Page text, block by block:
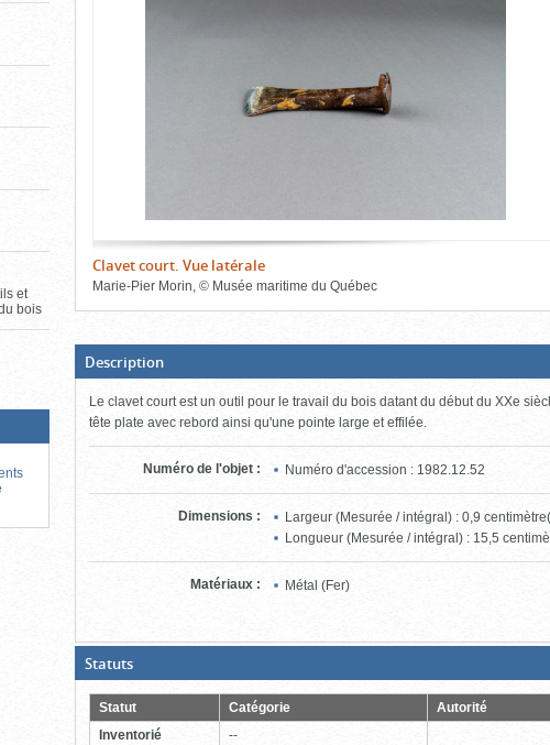
et
bois
Clavet court. Vue latérale
Marie-Pier Morin © Musée maritime du Québec
bloc
d'onglets
Description(Boite
ouverte,
cliquer
pour
fermer)
Le clavet court est un outil pour le travail du bois datant du début du XXe
tête plate avec rebord ainsi qu'une pointe large et effilée.
Numéro de l'objet : Numéro d'accession : 1982.12.52
Dimensions :
Largeur (Mesurée / intégral) : 0,9
Longueur (Mesurée / intégral) : 15,5
Matériaux : Métal (Fer)
Statuts(Boite
ouverte,
cliquer
pour
fermer)
Statut Catégorie Autorité
Inventorié
--